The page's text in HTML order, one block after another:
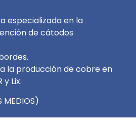
especializada en la
de cátodos
la producción de cobre en
y Lix.
MEDIOS)